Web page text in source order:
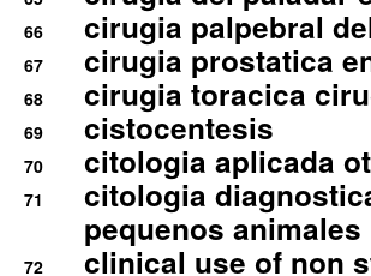
66 cirugia palpebral
67 cirugia prostatica
68 cirugia toracica
69 cistocentesis
70 citologia aplicada
71
citologia
pequenos animales
72
clinical use of non